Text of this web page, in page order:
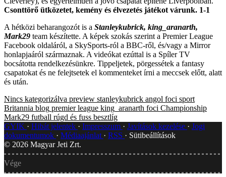
Csonttörő ütközetet, kemény és élvezetés játékot várunk. 1-1
A hétközi beharangozót is a Stanleykubrick, king_aranarth,
Mark29 team készítette. A képek szokás szerint a Premier League
Facebook oldaláról, a SkySports-ról a BBC-ről, és/vagy a Mirror
honlapjaáról származnak. A videókat ezúttal is a Spíler TV
bocsátotta rendelkezésünkre. Tippeljetek, pörgessétek a fantasy
csapatokat és ne felejtsetek el kommenteket írni a meccsek előtt, alatt
és után.
Nincs kategorizálva preview stanleykubrick angol foci sport
Britannia blog premier league king_aranarth foci Championship
Mark29 futball rúgd és fuss besztlíg
GYIK
Hibát jelentek Impresszum Javítások kezelése
Jogi
dokumentumok
Médiaajánlat RSS
Sütibeállítások
© 2026 Magyar Jeti Zrt.
Vége